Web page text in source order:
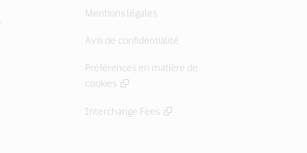
Mentions légales
Avis de confidentialité
Préférences en matière de
cookies
Interchange Fees